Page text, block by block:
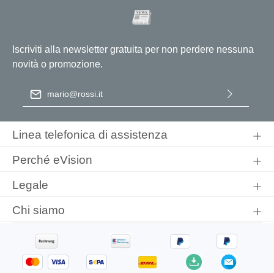
Iscriviti alla newsletter gratuita per non perdere nessuna
novità o promozione.
Indirizzo e-mail
termini e condizioni generali.
Linea telefonica di assistenza
Perché eVision
Legale
Chi siamo